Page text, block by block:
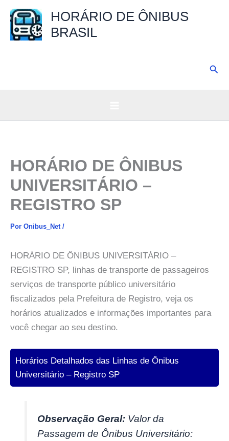
para
HORÁRIO DE ÔNIBUS
BRASIL
HORÁRIO DE ÔNIBUS
UNIVERSITÁRIO –
REGISTRO SP
Por Onibus_Net /
HORÁRIO DE ÔNIBUS UNIVERSITÁRIO –
REGISTRO SP, linhas de transporte de passageiros
serviços de transporte público universitário
fiscalizados pela Prefeitura de Registro, veja os
horários atualizados e informações importantes para
você chegar ao seu destino.
Horários Detalhados das Linhas de Ônibus
Universitário – Registro SP
Observação Geral: Valor da
Passagem de Ônibus Universitário: